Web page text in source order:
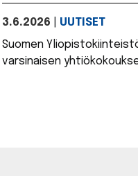
3.6.2026
UUTISET
Suomen
varsinaisen